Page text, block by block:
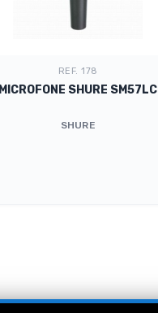
REF. 178
MICROFONE SHURE SM57LC
SHURE